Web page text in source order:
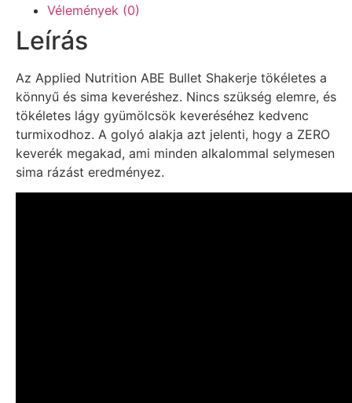
Vélemények (0)
Leírás
Az Applied Nutrition ABE Bullet Shakerje tökéletes a
könnyű és sima keveréshez. Nincs szükség elemre, és
tökéletes lágy gyümölcsök keveréséhez kedvenc
turmixodhoz. A golyó alakja azt jelenti, hogy a ZERO
keverék megakad, ami minden alkalommal selymesen
sima rázást eredményez.